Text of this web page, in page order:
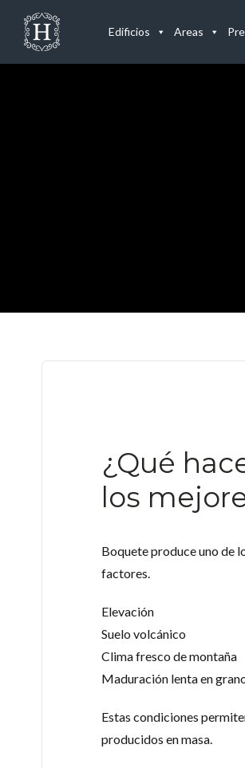
Edificios Areas
¿Qué
los
Boquete produce uno de
factores.
Elevación
Suelo volcánico
Clima fresco de montaña
Maduración lenta en
Estas condiciones
producidos en masa.